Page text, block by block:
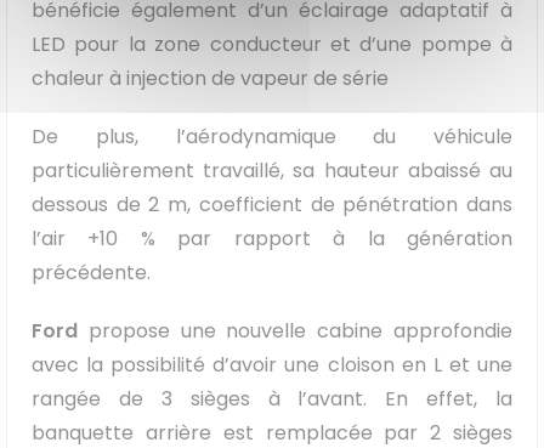
bénéficie également d’un éclairage adaptatif à
LED pour la zone conducteur et d’une pompe à
chaleur à injection de vapeur de série
De plus, l’aérodynamique du véhicule
particulièrement travaillé, sa hauteur abaissé au
dessous de 2 m, coefficient de pénétration dans
l’air +10 % par rapport à la génération
précédente.
Ford propose une nouvelle cabine approfondie
avec la possibilité d’avoir une cloison en L et une
rangée de 3 sièges à l’avant. En effet, la
banquette arrière est remplacée par 2 sièges